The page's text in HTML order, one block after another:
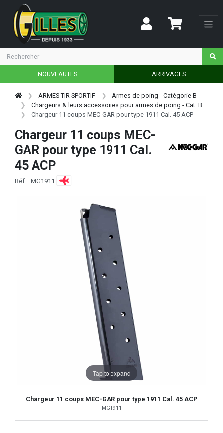
NOUVEAUTES ARRIVAGES
ARMES TIR SPORTIF
Armes de poing - Catégorie B
Chargeurs & leurs accessoires pour armes de poing - Cat. B
Chargeur 11 coups MEC-GAR pour type 1911 Cal. 45 ACP
Chargeur 11 coups MEC-
GAR pour type 1911 Cal.
45 ACP
Réf. : MG1911
Tap to expand
Chargeur 11 coups MEC-GAR pour type 1911 Cal. 45 ACP
MG1911